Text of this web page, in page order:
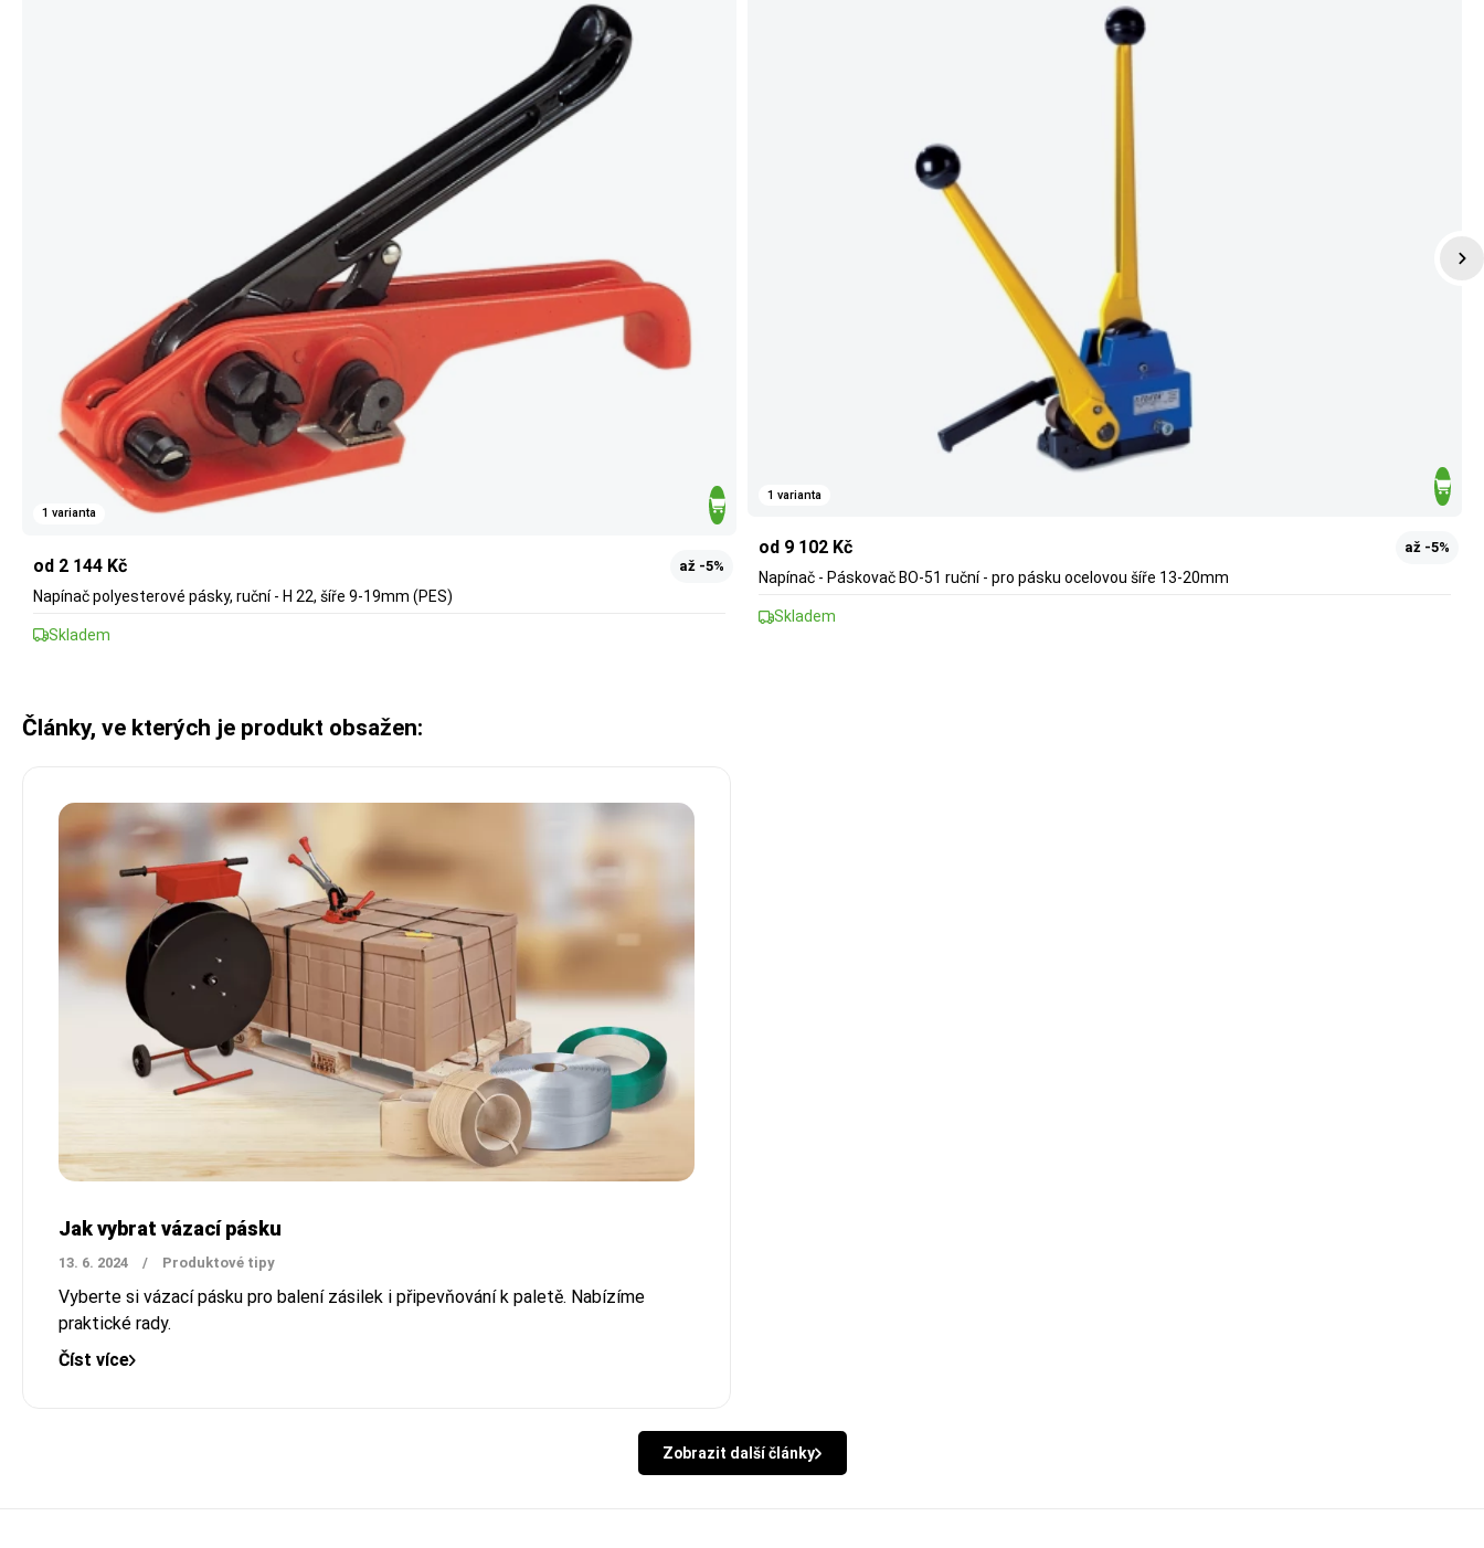
1 varianta
od 2 144 Kč až -5%
Napínač polyesterové pásky, ruční - H 22, šíře 9-19mm (PES)
Skladem
1 varianta
od 9 102 Kč až -5%
Napínač - Páskovač BO-51 ruční - pro pásku ocelovou šíře 13-20mm
Skladem
Články, ve kterých je produkt obsažen:
Jak vybrat vázací pásku
13. 6. 2024 / Produktové tipy
Vyberte si vázací pásku pro balení zásilek i připevňování k paletě. Nabízíme
praktické rady.
Číst více
Zobrazit další články